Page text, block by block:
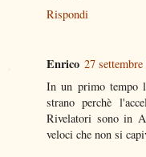
Rispondi
Enrico 27
In un primo tempo
strano perchè
Rivelatori sono in
veloci che non si